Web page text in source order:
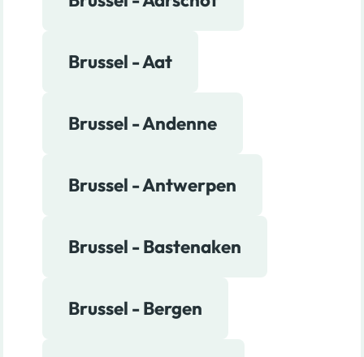
Brussel - Aat
Brussel - Andenne
Brussel - Antwerpen
Brussel - Bastenaken
Brussel - Bergen